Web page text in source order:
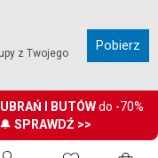
z Twojego
Pobierz
I BUTÓWdo -70%
SPRAWDŹ >>